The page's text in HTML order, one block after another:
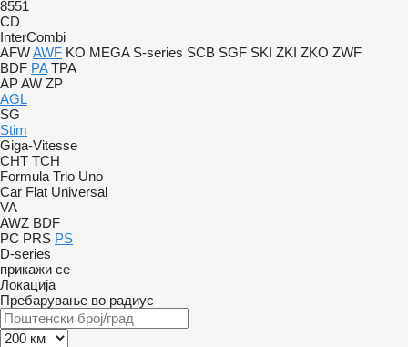
8551
CD
InterCombi
AFWAWF KO MEGA S-series SCB SGF SKI ZKI ZKO ZWF
BDF PA TPA
APAW ZP
AGL
SG
Stim
Giga-Vitesse
CHT TCH
Formula Trio Uno
Car Flat Universal
VA
AWZ BDF
PC PRS PS
D-series
прикажи се
Локација
Пребарување во радиус